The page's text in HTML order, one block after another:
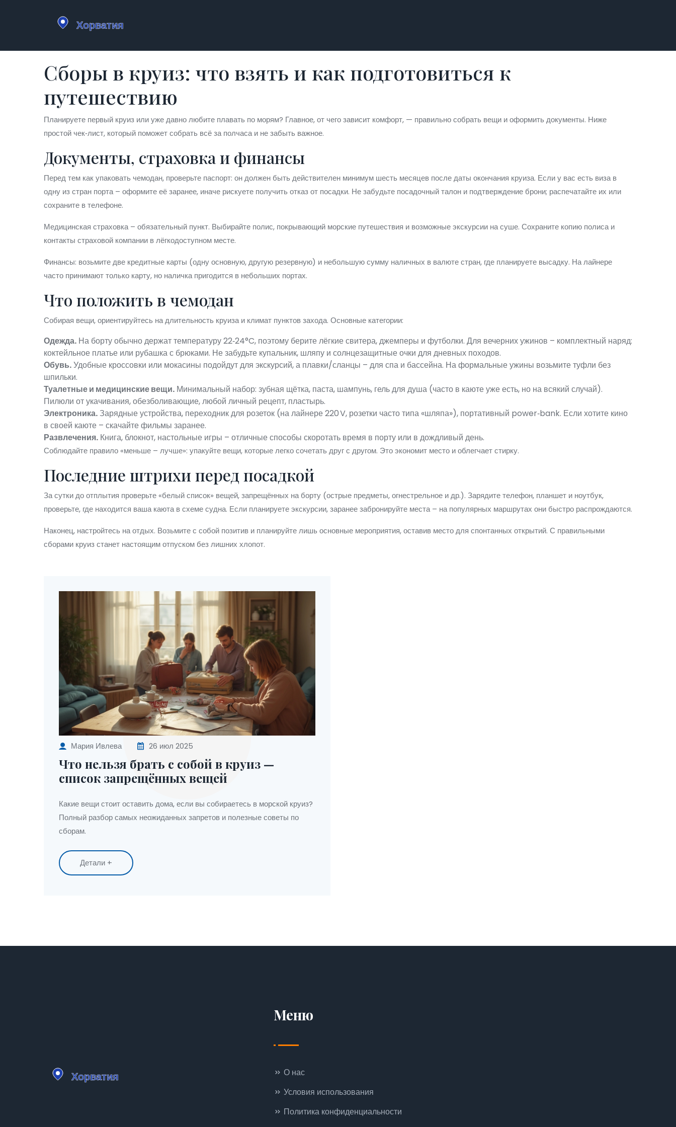
Сборы в круиз: что взять и как подготовиться к
путешествию
Планируете первый круиз или уже давно любите плавать по морям? Главное, от чего зависит комфорт, — правильно собрать вещи и оформить документы. Ниже
простой чек‑лист, который поможет собрать всё за полчаса и не забыть важное.
Документы, страховка и финансы
Перед тем как упаковать чемодан, проверьте паспорт: он должен быть действителен минимум шесть месяцев после даты окончания круиза. Если у вас есть виза в
одну из стран порта – оформите её заранее, иначе рискуете получить отказ от посадки. Не забудьте посадочный талон и подтверждение брони; распечатайте их или
сохраните в телефоне.
Медицинская страховка – обязательный пункт. Выбирайте полис, покрывающий морские путешествия и возможные экскурсии на суше. Сохраните копию полиса и
контакты страховой компании в лёгкодоступном месте.
Финансы: возьмите две кредитные карты (одну основную, другую резервную) и небольшую сумму наличных в валюте стран, где планируете высадку. На лайнере
часто принимают только карту, но наличка пригодится в небольших портах.
Что положить в чемодан
Собирая вещи, ориентируйтесь на длительность круиза и климат пунктов захода. Основные категории:
Одежда. На борту обычно держат температуру 22‑24°C, поэтому берите лёгкие свитера, джемперы и футболки. Для вечерних ужинов – комплектный наряд:
коктейльное платье или рубашка с брюками. Не забудьте купальник, шляпу и солнцезащитные очки для дневных походов.
Обувь.Удобные кроссовки или мокасины подойдут для экскурсий, а плавки/сланцы – для спа и бассейна. На формальные ужины возьмите туфли без
шпильки.
Туалетные и медицинские вещи. Минимальный набор: зубная щётка, паста, шампунь, гель для душа (часто в каюте уже есть, но на всякий случай).
Пилюли от укачивания, обезболивающие, любой личный рецепт, пластырь.
Электроника. Зарядные устройства, переходник для розеток (на лайнере 220 V, розетки часто типа «шляпа»), портативный power‑bank. Если хотите кино
в своей каюте – скачайте фильмы заранее.
Развлечения. Книга, блокнот, настольные игры – отличные способы скоротать время в порту или в дождливый день.
Соблюдайте правило «меньше – лучше»: упакуйте вещи, которые легко сочетать друг с другом. Это экономит место и облегчает стирку.
Последние штрихи перед посадкой
За сутки до отплытия проверьте «белый список» вещей, запрещённых на борту (острые предметы, огнестрельное и др.). Зарядите телефон, планшет и ноутбук,
проверьте, где находится ваша каюта в схеме судна. Если планируете экскурсии, заранее забронируйте места – на популярных маршрутах они быстро распрождаются.
Наконец, настройтесь на отдых. Возьмите с собой позитив и планируйте лишь основные мероприятия, оставив место для спонтанных открытий. С правильными
сборами круиз станет настоящим отпуском без лишних хлопот.
Мария Ивлева 26 июл 2025
Что нельзя брать с собой в круиз —
список запрещённых вещей
Какие вещи стоит оставить дома, если вы собираетесь в морской круиз?
Полный разбор самых неожиданных запретов и полезные советы по
сборам.
Детали +
Меню
О нас
Условия использования
Политика конфиденциальности